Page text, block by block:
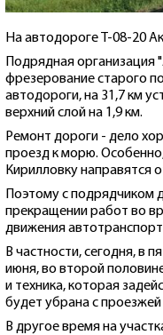
На автодороге Т-08-20
Подрядная
фрезерование старого
автодороги, на 31,7 км
верхний слой на 1,9 км.
Ремонт дороги - дело
проезд к морю.
Кирилловку направятся
Поэтому с подрядчиком
прекращении работ во
движения
В частности, сегодня, в
июня, во второй
и техника, которая
будет убрана с проезжей
В другое время на